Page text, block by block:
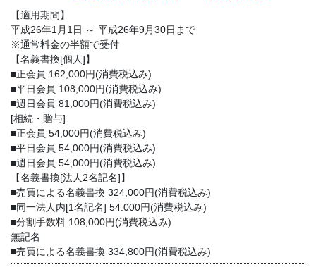
【適用期間】
平成26年1月1日 ～ 平成26年9月30日まで
※通常料金の半額で受付
【名義書換[個人]】
■正会員 162,000円(消費税込み)
■平日会員 108,000円(消費税込み)
■週日会員 81,000円(消費税込み)
[相続・贈与]
■正会員 54,000円(消費税込み)
■平日会員 54,000円(消費税込み)
■週日会員 54,000円(消費税込み)
【名義書換[法人2名記名]】
■売買による名義書換 324,000円(消費税込み)
■同一法人内[1名記名] 54.000円(消費税込み)
■分割手数料 108,000円(消費税込み)
無記名
■売買による名義書換 334,800円(消費税込み)